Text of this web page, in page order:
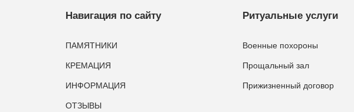
Навигация по сайту
ПАМЯТНИКИ
КРЕМАЦИЯ
ИНФОРМАЦИЯ
ОТЗЫВЫ
Ритуальные услуги
Военные похороны
Прощальный зал
Прижизненный договор